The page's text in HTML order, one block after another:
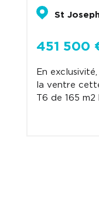
St
451 500
En
la ventre
T6 de 165 m2